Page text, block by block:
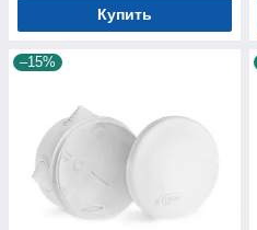
Купить
–15%